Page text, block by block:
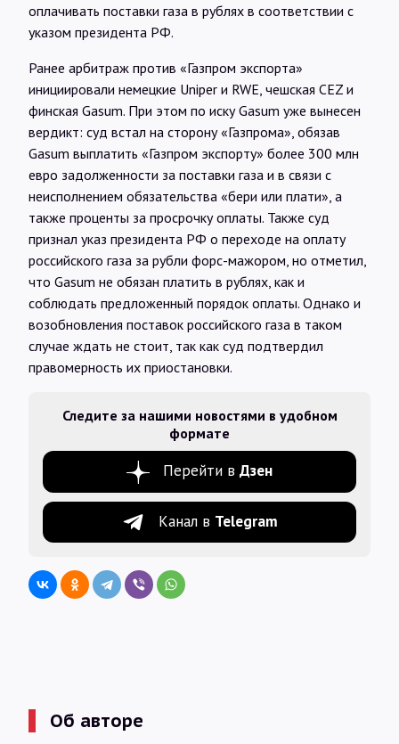
оплачивать поставки газа в рублях в соответствии с
указом президента РФ.
Ранее арбитраж против «Газпром экспорта»
инициировали немецкие Uniper и RWE, чешская CEZ и
финская Gasum. При этом по иску Gasum уже вынесен
вердикт: суд встал на сторону «Газпрома», обязав
Gasum выплатить «Газпром экспорту» более 300 млн
евро задолженности за поставки газа и в связи с
неисполнением обязательства «бери или плати», а
также проценты за просрочку оплаты. Также суд
признал указ президента РФ о переходе на оплату
российского газа за рубли форс-мажором, но отметил,
что Gasum не обязан платить в рублях, как и
соблюдать предложенный порядок оплаты. Однако и
возобновления поставок российского газа в таком
случае ждать не стоит, так как суд подтвердил
правомерность их приостановки.
Следите за нашими новостями в удобном
формате
Перейти в Дзен
Канал в Telegram
Об авторе